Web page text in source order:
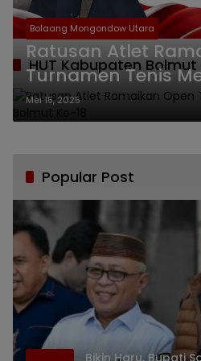
HUT Kabupaten Bolmut
Bolaang Mongondow Utara
Ratusan Atlet
Turnamen Tenis
Ke-18
Mei 15, 2025
Popular Post